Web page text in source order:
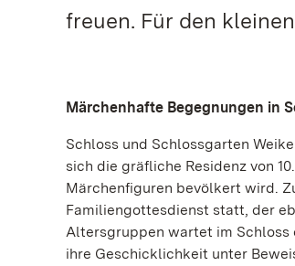
freuen. Für den
Märchenhafte Begegnungen in
Schloss und Schlossgarten
sich die gräfliche Residenz von
Märchenfiguren bevölkert wird.
Familiengottesdienst statt, der
Altersgruppen wartet im Schloss
ihre Geschicklichkeit unter